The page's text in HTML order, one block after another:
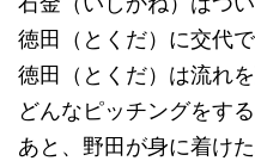
徳田（とくだ）に交代で
徳田（とくだ）は流れ
どんなピッチングをす
あと、野田が身に着け